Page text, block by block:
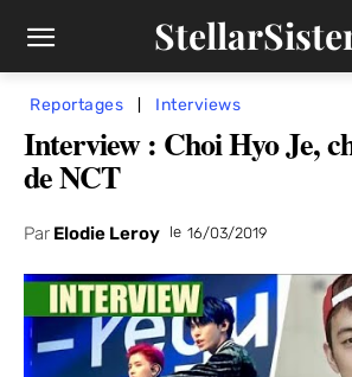
Reportages Interviews
Interview : Choi Hyo Je,
de NCT
Par Elodie Leroy le 16/03/2019